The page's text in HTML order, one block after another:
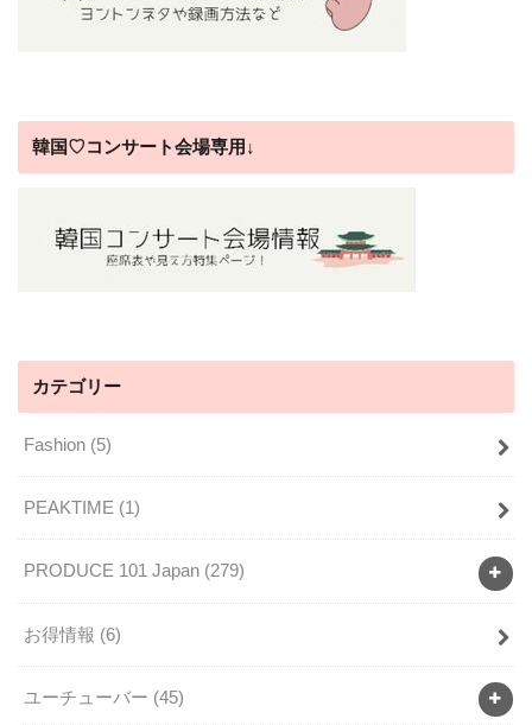
韓国♡コンサート会場専用↓
カテゴリー
Fashion (5)
PEAKTIME (1)
PRODUCE 101 Japan (279)
お得情報 (6)
ユーチューバー (45)